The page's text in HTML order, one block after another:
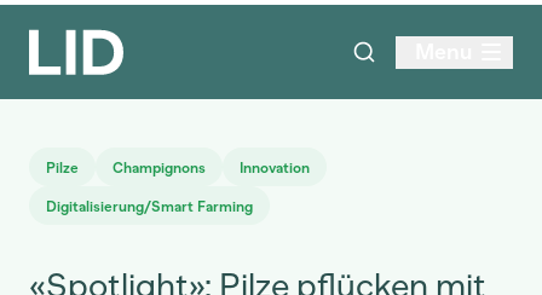
Pilze Champignons Innovation
Digitalisierung/Smart Farming
«Spotlight»: Pilze pflücken mit